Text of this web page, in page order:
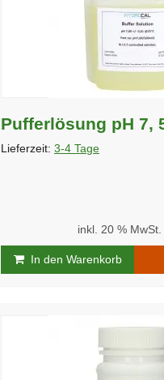
Pufferlösung pH 7,
Lieferzeit: 3-4 Tage
inkl. 20 % MwSt.
In den Warenkorb